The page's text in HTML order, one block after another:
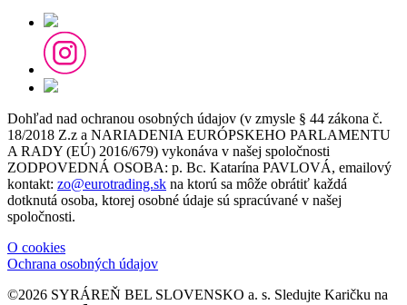
Dohľad nad ochranou osobných údajov (v zmysle § 44 zákona č.
18/2018 Z.z a NARIADENIA EURÓPSKEHO PARLAMENTU
A RADY (EÚ) 2016/679) vykonáva v našej spoločnosti
ZODPOVEDNÁ OSOBA: p. Bc. Katarína PAVLOVÁ, emailový
kontakt: zo@eurotrading.sk na ktorú sa môže obrátiť každá
dotknutá osoba, ktorej osobné údaje sú spracúvané v našej
spoločnosti.
O cookies
Ochrana osobných údajov
©2026 SYRÁREŇ BEL SLOVENSKO a. s. Sledujte Karičku na